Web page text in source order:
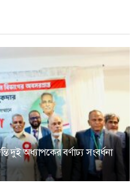
দুই অধ্যাপকের বর্ণাঢ্য সংবর্ধনা